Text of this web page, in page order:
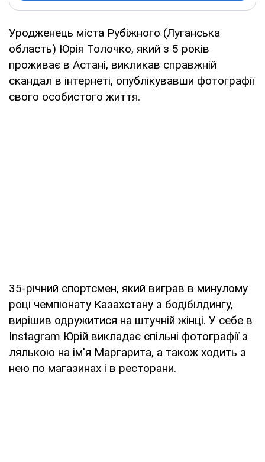
Уродженець міста Рубіжного (Луганська
область) Юрія Толочко, який з 5 років
проживає в Астані, викликав справжній
скандал в інтернеті, опублікувавши фотографії
свого особистого життя.
35-річний спортсмен, який виграв в минулому
році чемпіонату Казахстану з бодібілдингу,
вирішив одружитися на штучній жінці. У себе в
Instagram Юрій викладає спільні фотографії з
лялькою на ім'я Маргарита, а також ходить з
нею по магазинах і в ресторани.